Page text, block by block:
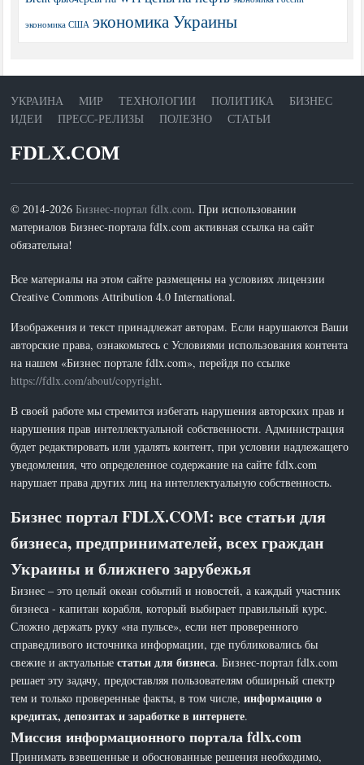
экономика США экономика Украины
УКРАИНА МИР ТЕХНОЛОГИИ ПОЛИТИКА
БИЗНЕС
ИДЕИ
ПРЕСС-РЕЛИЗЫ ПОЛЕЗНО СТАТЬИ
FDLX.COM
© 2014-2026 Бизнес-портал fdlx.com. При использовании
материалов Бизнес-портала fdlx.com активная ссылка на сайт
обязательна!
Все материалы на этом сайте размещены на условиях лицензии
Creative Commons Attribution 4.0 International.
Изображения и текст принадлежат авторам. Если нарушаются Ваши
авторские права, ознакомьтесь с Условиями использования контента
на нашем «Бизнес портале fdlx.com», перейдя по ссылке
https://fdlx.com/about/copyright.
В своей работе мы стремится избегать нарушения авторских прав и
нарушения прав интеллектуальной собственности. Администрация
будет редактировать или удалять контент, при условии надлежащего
уведомления, что определенное содержание на сайте fdlx.com
нарушает права других лиц на интеллектуальную собственность.
Бизнес портал FDLX.COM: все статьи для
бизнеса, предпринимателей, всех граждан
Украины и ближнего зарубежья
Бизнес – это целый океан событий и новостей, а каждый участник
бизнеса - капитан корабля, который выбирает правильный курс.
Сложно держать руку «на пульсе», если нет проверенного
справедливого источника информации, где публиковались бы
свежие и актуальныестатьи для бизнеса. Бизнес-портал fdlx.com
решает эту задачу, предоставляя пользователям обширный спектр
тем и только проверенные факты, в том числе,информацию о
кредитах, депозитах и заработке в интернете.
Миссия информационного портала fdlx.com
Принимать взвешенные и обоснованные решения необходимо,